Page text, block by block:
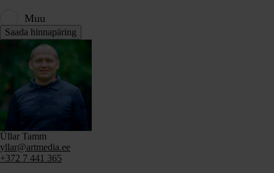
Muu
Üllar Tamm
yllar@artmedia.ee
+372 7 441 365